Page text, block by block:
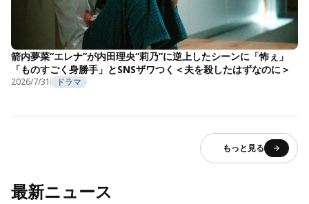
箭内夢菜“エレナ”が内田理央“莉乃”に逆上したシーンに「怖ぇ」
「ものすごく身勝手」とSNSザワつく＜夫を殺したはずなのに＞
2026/7/31 ドラマ
もっと見る
最新ニュース